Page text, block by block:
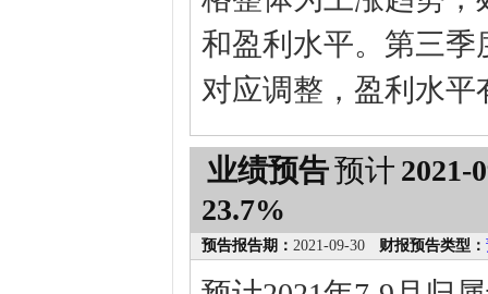
和盈利水平。第三
对应调整，盈利水平
业绩预告预计 2021-
23.7%
预告报告期： 2021-09-30 财报预告类型：